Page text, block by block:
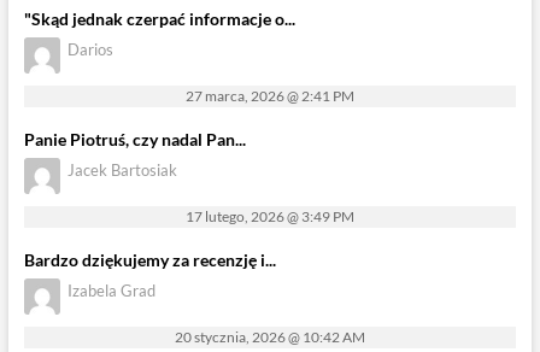
"Skąd jednak czerpać informacje o...
Darios
27 marca, 2026 @ 2:41 PM
Panie Piotruś, czy nadal Pan...
Jacek Bartosiak
17 lutego, 2026 @ 3:49 PM
Bardzo dziękujemy za recenzję i...
Izabela Grad
20 stycznia, 2026 @ 10:42 AM